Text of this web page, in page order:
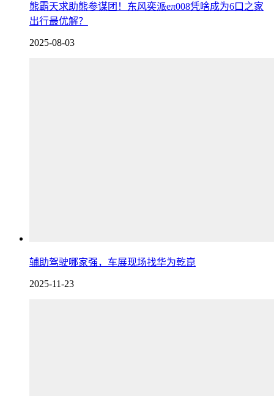
熊霸天求助熊参谋团！东风奕派eπ008凭啥成为6口之家
出行最优解？
2025-08-03
辅助驾驶哪家强，车展现场找华为乾崑
2025-11-23